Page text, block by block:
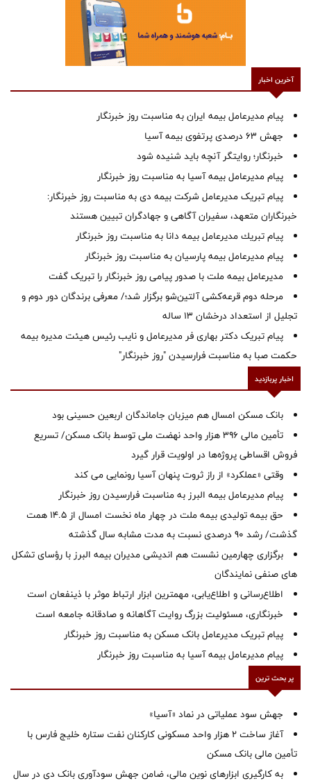
آخرین اخبار
پیام مدیرعامل بیمه ایران به مناسبت روز خبرنگار
جهش ۶۳ درصدی پرتفوی بیمه آسیا
خبرنگار؛ روایتگر آنچه باید شنیده شود
پیام مدیرعامل بیمه آسیا به مناسبت روز خبرنگار
پیام تبریک مدیرعامل شرکت بیمه دی به مناسبت روز خبرنگار:
خبرنگاران متعهد، سفیران آگاهی و جهادگران تبیین هستند
پیام ‌تبریك‌ مدیرعامل بیمه دانا به مناسبت روز خبرنگار
پیام مدیرعامل بیمه پارسیان به مناسبت روز خبرنگار
مدیرعامل بیمه ملت با صدور پیامی روز خبرنگار را تبریک گفت
مرحله دوم قرعه‌کشی آلتین‌شو برگزار شد؛/ معرفی برندگان دور دوم و
تجلیل از استعداد درخشان ۱۳ ساله
پیام تبریک دکتر بهاری فر مدیرعامل و نایب رئیس هیئت مدیره بیمه
حکمت صبا به مناسبت فرارسیدن "روز خبرنگار"
اخبار پربازدید
بانک مسکن امسال هم میزبان جاماندگان اربعین حسینی بود
تأمین مالی ۳۹۶ هزار واحد نهضت ملی توسط بانک مسکن/ تسریع
فروش اقساطی پروژه‌ها در اولویت قرار گیرد
وقتی «عملکرد» از راز ثروت پنهان آسیا رونمایی می کند
پیام مدیرعامل بیمه البرز به مناسبت فرارسیدن روز خبرنگار
حق بیمه تولیدی بیمه ملت در چهار ماه نخست امسال از 14.5 همت
گذشت/ رشد 90 درصدی نسبت به مدت مشابه سال گذشته
برگزاری چهارمین نشست هم اندیشی مدیران بیمه البرز با رؤسای تشکل
های صنفی نمایندگان
اطلاع‌رسانی و اطلاع‌یابی، مهمترین ابزار ارتباط موثر با ذینفعان است
خبرنگاری، مسئولیت بزرگ روایت آگاهانه و صادقانه جامعه است
پیام تبریک مدیرعامل بانک مسکن به مناسبت روز خبرنگار
پیام مدیرعامل بیمه آسیا به مناسبت روز خبرنگار
پر بحث ترین
جهش سود عملیاتی در نماد «آسیا»
آغاز ساخت ۲ هزار واحد مسکونی کارکنان نفت ستاره خلیج فارس با
تأمین مالی بانک مسکن
به کارگیری ابزارهای نوین مالی، ضامن جهش سودآوری بانک دی در سال